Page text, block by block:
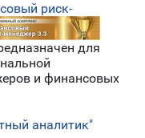
риск-
для
и финансовых
аналитик"